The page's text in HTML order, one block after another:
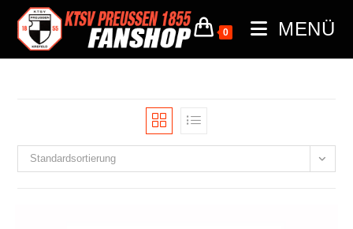
0 MENÜ
Standardsortierung